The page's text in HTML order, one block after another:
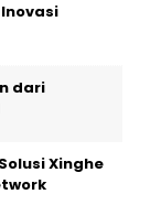
Inovasi
dari
Xinghe